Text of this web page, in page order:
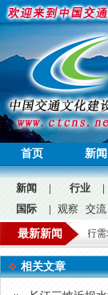
首页 新闻
新闻 | 行业 |
国际
| 观察 交流
问答
公益
广告
招聘 |
最新新闻
旅游度假出行需求集
相关文章